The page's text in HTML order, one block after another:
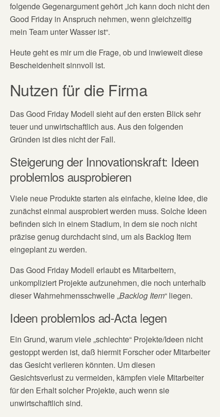
folgende Gegenargument gehört „ich kann doch nicht den
Good Friday in Anspruch nehmen, wenn gleichzeitig
mein Team unter Wasser ist“.
Heute geht es mir um die Frage, ob und inwieweit diese
Bescheidenheit sinnvoll ist.
Nutzen für die Firma
Das Good Friday Modell sieht auf den ersten Blick sehr
teuer und unwirtschaftlich aus. Aus den folgenden
Gründen ist dies nicht der Fall.
Steigerung der Innovationskraft: Ideen
problemlos ausprobieren
Viele neue Produkte starten als einfache, kleine Idee, die
zunächst einmal ausprobiert werden muss. Solche Ideen
befinden sich in einem Stadium, in dem sie noch nicht
präzise genug durchdacht sind, um als Backlog Item
eingeplant zu werden.
Das Good Friday Modell erlaubt es Mitarbeitern,
unkompliziert Projekte aufzunehmen, die noch unterhalb
dieser Wahrnehmensschwelle „Backlog Item“ liegen.
Ideen problemlos ad-Acta legen
Ein Grund, warum viele „schlechte“ Projekte/Ideen nicht
gestoppt werden ist, daß hiermit Forscher oder Mitarbeiter
das Gesicht verlieren könnten. Um diesen
Gesichtsverlust zu vermeiden, kämpfen viele Mitarbeiter
für den Erhalt solcher Projekte, auch wenn sie
unwirtschaftlich sind.